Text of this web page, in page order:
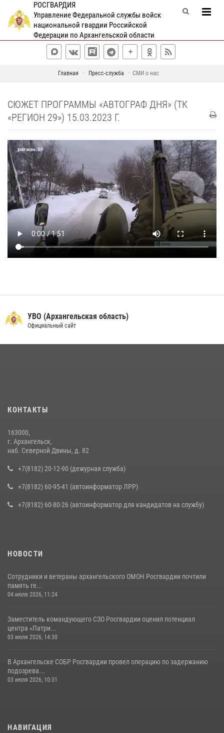
РОСГВАРДИЯ
Управление Федеральной службы войск
национальной гвардии Российской
Федерации по Архангельской области
Главная Пресс-служба СМИ о нас
СЮЖЕТ ПРОГРАММЫ «АВТОГРАФ ДНЯ» (ТК
«РЕГИОН 29») 15.03.2023 Г.
УВО (Архангельская область)
Официальный сайт
КОНТАКТЫ
163000,
г. Архангельск,
наб. Северной Двины, д. 82
+7(8182) 20-12-90 (дежурная служба)
+7(8182) 60-95-41 (автоинформатор ЛРР)
+7(8182) 60-80-26 (автоинформатор для кандидатов на службу)
НОВОСТИ
Сотрудники и ветераны архангельского ОМОН Росгвардии почтили
память ге...
04 июля 2026, 11:24
Заместитель командующего СЗО Росгвардии оценил потенциал
центра «Патри...
03 июля 2026, 14:30
В Архангельске СОБР Росгвардии провел операцию по задержанию
подозрева...
03 июля 2026, 10:31
НАВИГАЦИЯ